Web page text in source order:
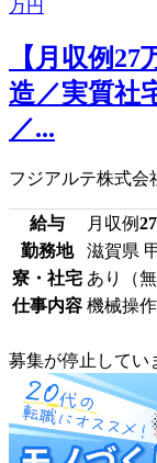
【月収例
造／実質社
／...
フジアルテ株式会
給与 月収例
勤務地
滋賀県
寮・社宅 あり（無
仕事内容 機械操
募集が停止してい